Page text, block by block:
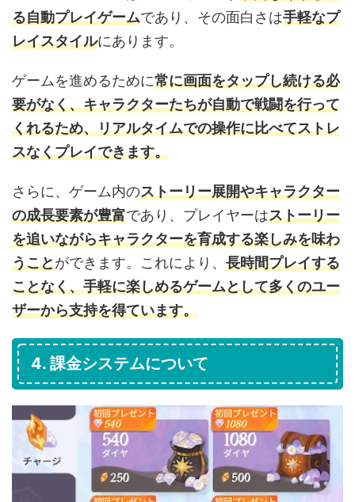
る自動プレイゲームであり、その面白さは手軽なプ
レイスタイルにあります。
ゲームを進めるために常に画面をタップし続ける必
要がなく、キャラクターたちが自動で戦闘を行って
くれるため、リアルタイムでの操作に比べてストレ
スなくプレイできます。
さらに、ゲーム内のストーリー展開やキャラクター
の成長要素が豊富であり、プレイヤーはストーリー
を追いながらキャラクターを育成する楽しみを味わ
うことができます。これにより、 長時間プレイする
ことなく、手軽に楽しめるゲームとして多くのユー
ザーから支持を得ています。
4. 課金システムについて